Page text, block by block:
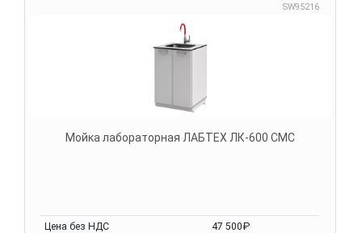
SW95216
Мойка лабораторная ЛАБТЕХ ЛК-600 СМС
Цена без НДС
47 500₽